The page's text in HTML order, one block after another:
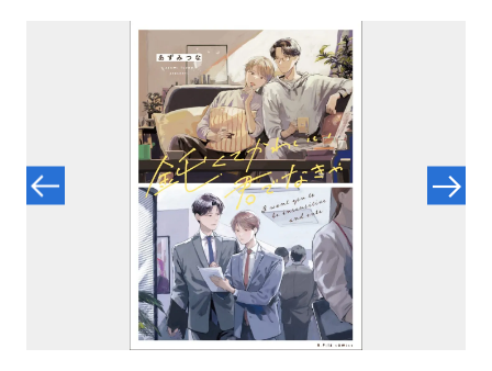
鉄道・バス
コミック・ラノベ
プロレス